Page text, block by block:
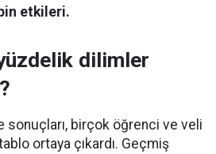
etkileri.
dilimler
sonuçları, birçok öğrenci ve veli
ortaya çıkardı. Geçmiş